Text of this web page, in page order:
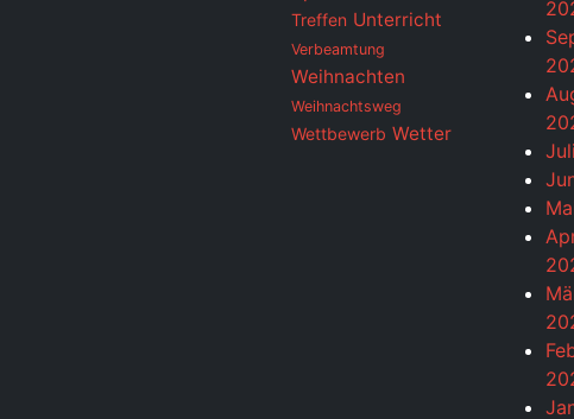
Treffen Unterricht
Verbeamtung
Weihnachten
Weihnachtsweg
Wettbewerb Wetter